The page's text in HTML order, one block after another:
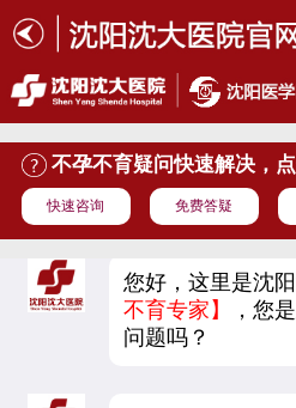
不孕不育疑问快速解决，
快速咨询 免费答疑
您好，这里是沈
不育专家】
，您
问题吗？